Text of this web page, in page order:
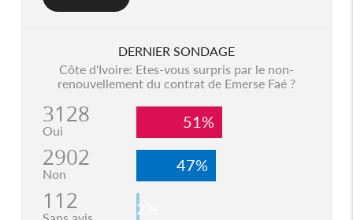
DERNIER SONDAGE
Côte d'Ivoire: Etes-vous surpris par le non-
renouvellement du contrat de Emerse Faé ?
3128
Oui 51%
2902
Non 47%
112 2%